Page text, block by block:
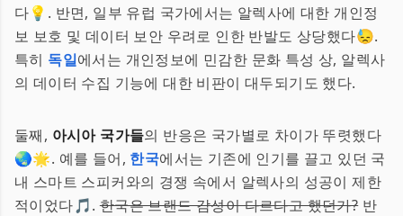
다💡. 반면, 일부 유럽 국가에서는 알렉사에 대한 개인정
보 보호 및 데이터 보안 우려로 인한 반발도 상당했다😓.
특히 독일에서는 개인정보에 민감한 문화 특성 상, 알렉사
의 데이터 수집 기능에 대한 비판이 대두되기도 했다.
둘째, 아시아 국가들의 반응은 국가별로 차이가 뚜렷했다
🌏🌟. 예를 들어, 한국에서는 기존에 인기를 끌고 있던 국
내 스마트 스피커와의 경쟁 속에서 알렉사의 성공이 제한
적이었다🎵.한국은 브랜드 감성이 다르다고 했던가?반